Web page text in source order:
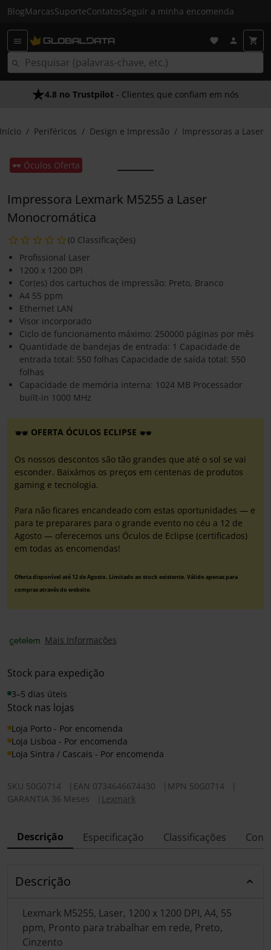
BlogMarcasSuporteContatosSeguir a minha encomenda
4.8 no Trustpilot - Clientes que confiam em nós
Início Periféricos Design e Impressão Impressoras a Laser
🕶️ Óculos Oferta
Impressora Lexmark M5255 a Laser
Monocromática
(0 Classificações)
Profissional Laser
1200 x 1200 DPI
Cor(es) dos cartuchos de impressão: Preto, Branco
A4 55 ppm
Ethernet LAN
Visor incorporado
Ciclo de funcionamento máximo: 250000 páginas por mês
Quantidade de bandejas de entrada: 1 Capacidade de
entrada total: 550 folhas Capacidade de saída total: 550
folhas
Capacidade de memória interna: 1024 MB Processador
built-in 1000 MHz
OFERTA ÓCULOS ECLIPSE
Os nossos descontos são tão grandes que até o sol se vai
esconder. Baixámos os preços em centenas de produtos
gaming e tecnologia.
Para não ficares encandeado com estas oportunidades — e
para te preparares para o grande evento no céu a 12 de
Agosto — oferecemos uns Óculos de Eclipse (certificados)
em todas as encomendas!
Oferta disponível até 12 de Agosto. Limitado ao stock existente. Válido apenas para
compras através do website.
Mais Informações
Stock para expedição
3–5 dias úteis
Stock nas lojas
Loja Porto - Por encomenda
Loja Lisboa - Por encomenda
Loja Sintra / Cascais - Por encomenda
SKU 50G0714 EAN 0734646674430 MPN 50G0714
GARANTIA 36 Meses
Lexmark
Descrição Especificação Classificações
Descrição
Lexmark M5255, Laser, 1200 x 1200 DPI, A4, 55
ppm, Pronto para trabalhar em rede, Preto,
Cinzento